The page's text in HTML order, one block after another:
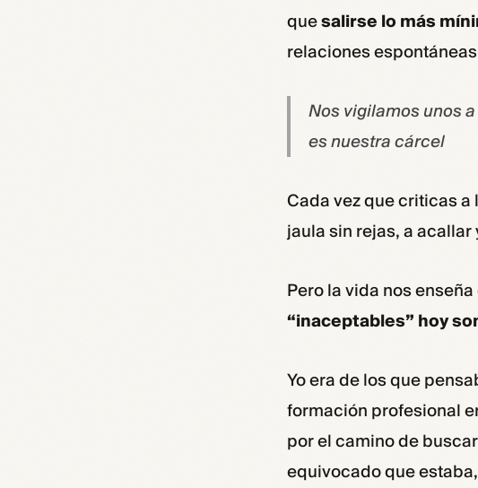
quesalirse lo más
relaciones
Nos vigilamos unos
es nuestra cárcel
Cada vez que criticas
jaula sin rejas, a
Pero la vida nos
“inaceptables” hoy
Yo era de los que
formación profesional
por el camino de
equivocado que